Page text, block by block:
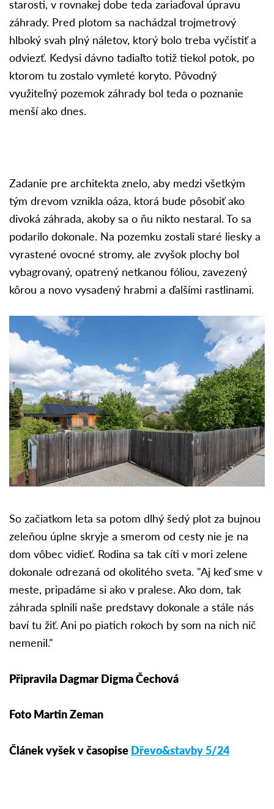
starosti, v rovnakej dobe teda zariaďoval úpravu
záhrady. Pred plotom sa nachádzal trojmetrový
hlboký svah plný náletov, ktorý bolo treba vyčistiť a
odviezť. Kedysi dávno tadiaľto totiž tiekol potok, po
ktorom tu zostalo vymleté ​​koryto. Pôvodný
využiteľný pozemok záhrady bol teda o poznanie
menší ako dnes.
Zadanie pre architekta znelo, aby medzi všetkým
tým drevom vznikla oáza, ktorá bude pôsobiť ako
divoká záhrada, akoby sa o ňu nikto nestaral. To sa
podarilo dokonale. Na pozemku zostali staré liesky a
vyrastené ovocné stromy, ale zvyšok plochy bol
vybagrovaný, opatrený netkanou fóliou, zavezený
kôrou a novo vysadený hrabmi a ďalšími rastlinami.
So začiatkom leta sa potom dlhý šedý plot za bujnou
zeleňou úplne skryje a smerom od cesty nie je na
dom vôbec vidieť. Rodina sa tak cíti v mori zelene
dokonale odrezaná od okolitého sveta. "Aj keď sme v
meste, pripadáme si ako v pralese. Ako dom, tak
záhrada splnili naše predstavy dokonale a stále nás
baví tu žiť. Ani po piatich rokoch by som na nich nič
nemenil."
Připravila Dagmar Digma Čechová
Foto Martin Zeman
Článek vyšek v časopise Dřevo&stavby 5/24